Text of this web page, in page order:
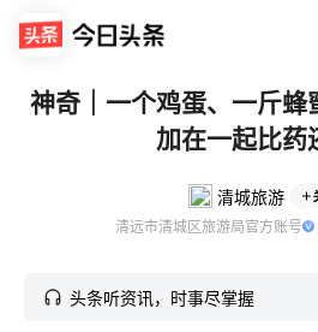
神奇｜一个鸡蛋、一斤蜂
加在一起比药
清城旅游
清远市清城区旅游局官方账号
头条听资讯，时事尽掌握